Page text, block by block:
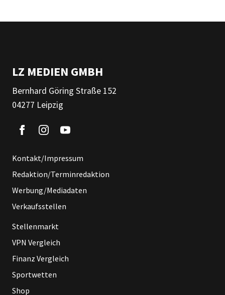
LZ MEDIEN GMBH
Bernhard Göring Straße 152
04277 Leipzig
Kontakt/Impressum
Redaktion/Terminredaktion
Werbung/Mediadaten
Verkaufsstellen
Stellenmarkt
VPN Vergleich
Finanz Vergleich
Sportwetten
Shop